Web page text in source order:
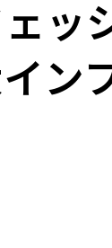
ッ
ン